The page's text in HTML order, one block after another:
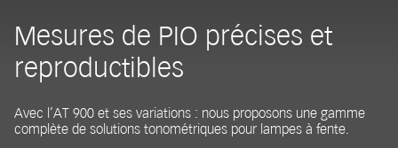
Mesures de PIO précises et
reproductibles
Avec l’AT 900 et ses variations : nous proposons une gamme
complète de solutions tonométriques pour lampes à fente.